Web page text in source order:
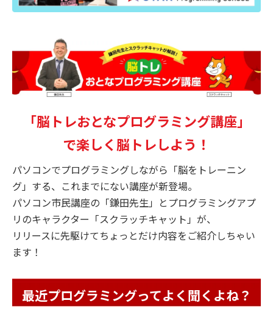
「脳トレおとなプログラミング講座」
で楽しく脳トレしよう！
パソコンでプログラミングしながら「脳をトレーニン
グ」する、これまでにない講座が新登場。
パソコン市民講座の「鎌田先生」とプログラミングアプ
リのキャラクター「スクラッチキャット」が、
リリースに先駆けてちょっとだけ内容をご紹介しちゃい
ます！
最近プログラミングってよく聞くよね？